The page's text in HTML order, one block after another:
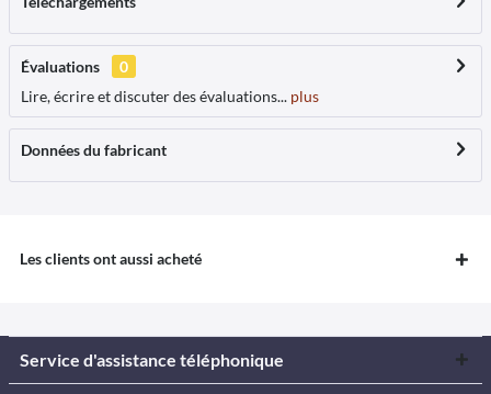
Évaluations
0
Lire, écrire et discuter des évaluations... plus
Données du fabricant
Les clients ont aussi acheté
Service d'assistance téléphonique